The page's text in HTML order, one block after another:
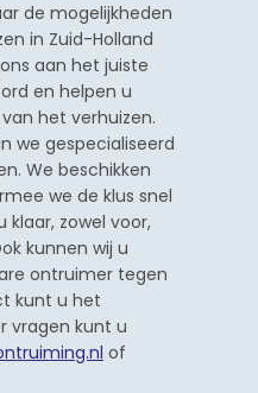
de mogelijkheden
in Zuid-Holland
aan het juiste
en helpen u
het verhuizen.
we gespecialiseerd
We beschikken
we de klus snel
klaar, zowel voor,
kunnen wij u
ontruimer tegen
kunt u het
vragen kunt u
of